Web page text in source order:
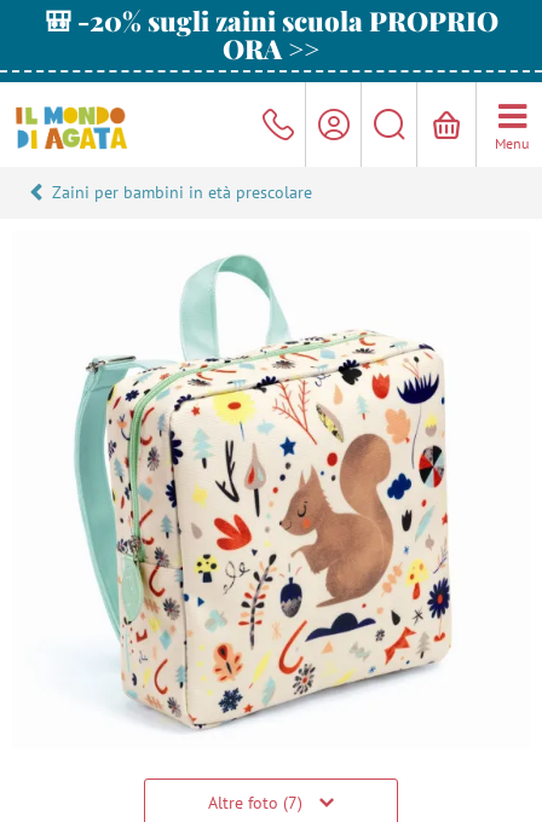
🎒 -20% sugli zaini scuola PROPRIO
ORA >>
Menu
Zaini per bambini in età prescolare
Altre foto (7)